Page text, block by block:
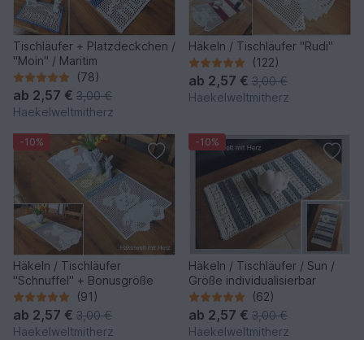
Tischläufer + Platzdeckchen /
"Moin" / Maritim
(78)
ab 2,57 € 3,00 €
Haekelweltmitherz
Häkeln / Tischläufer "Rudi"
(122)
ab 2,57 € 3,00 €
Haekelweltmitherz
-10%
Häkeln / Tischläufer
"Schnuffel" + Bonusgröße
(91)
ab 2,57 € 3,00 €
Haekelweltmitherz
-10%
Häkeln / Tischläufer / Sun /
Größe individualisierbar
(62)
ab 2,57 € 3,00 €
Haekelweltmitherz